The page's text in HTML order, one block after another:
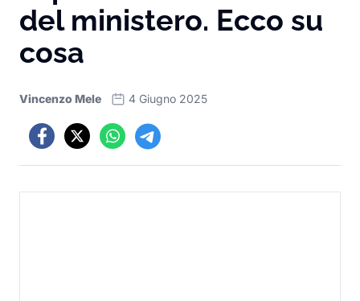
del ministero. Ecco su
cosa
Vincenzo Mele 4 Giugno 2025